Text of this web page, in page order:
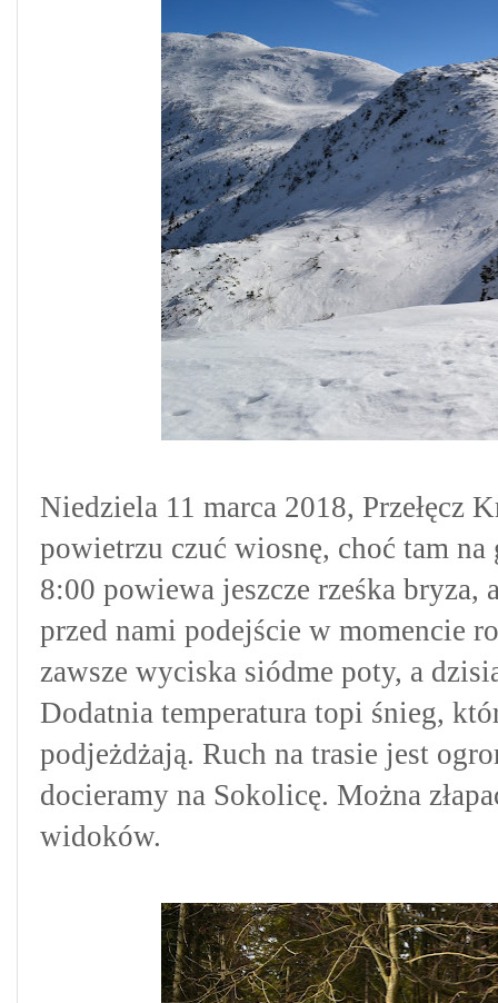
Niedziela 11 marca 2018, Przełęcz
powietrzu czuć wiosnę, choć tam
8:00 powiewa jeszcze rześka
przed nami podejście w momencie
zawsze wyciska siódme poty, a
Dodatnia temperatura topi śnieg,
podjeżdżają. Ruch na trasie jest
docieramy na Sokolicę. Można
widoków.